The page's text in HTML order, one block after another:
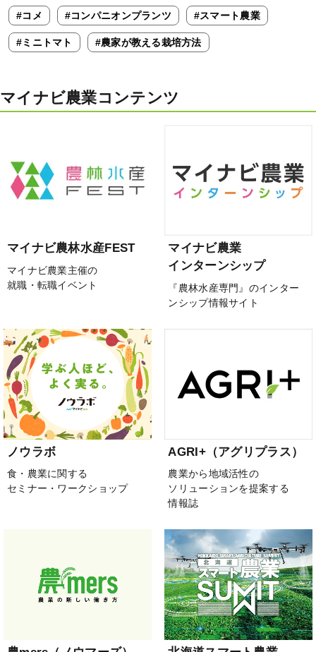
#コメ #コンパニオンプランツ #スマート農業
#ミニトマト #農家が教える栽培方法
マイナビ農業コンテンツ
マイナビ農林水産FEST
マイナビ農業主催の
就職・転職イベント
マイナビ農業
インターンシップ
『農林水産専門』のインター
ンシップ情報サイト
ノウラボ
食・農業に関する
セミナー・ワークショップ
AGRI+（アグリプラス）
農業から地域活性の
ソリューションを提案する
情報誌